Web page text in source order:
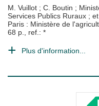
M. Vuillot ; C. Boutin ;
Services Publics Ruraux ; et
Paris : Ministère de
68 p., ref.: *
Plus d'information...